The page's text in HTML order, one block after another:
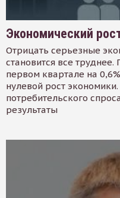
Экономический
Отрицать серьезные
становится все
первом квартале на
нулевой рост
потребительского
результаты